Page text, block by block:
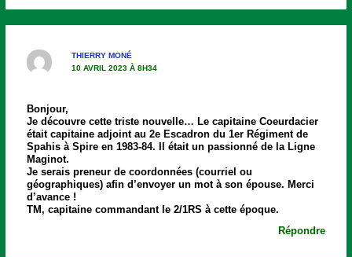
THIERRY MONÉ
10 AVRIL 2023 À 8H34
Bonjour,
Je découvre cette triste nouvelle… Le capitaine Coeurdacier
était capitaine adjoint au 2e Escadron du 1er Régiment de
Spahis à Spire en 1983-84. Il était un passionné de la Ligne
Maginot.
Je serais preneur de coordonnées (courriel ou
géographiques) afin d’envoyer un mot à son épouse. Merci
d’avance !
TM, capitaine commandant le 2/1RS à cette époque.
Répondre